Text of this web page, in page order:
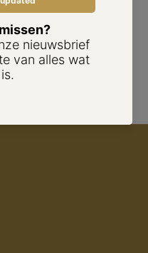
de Combo’s stevig,
elk haartype – of je